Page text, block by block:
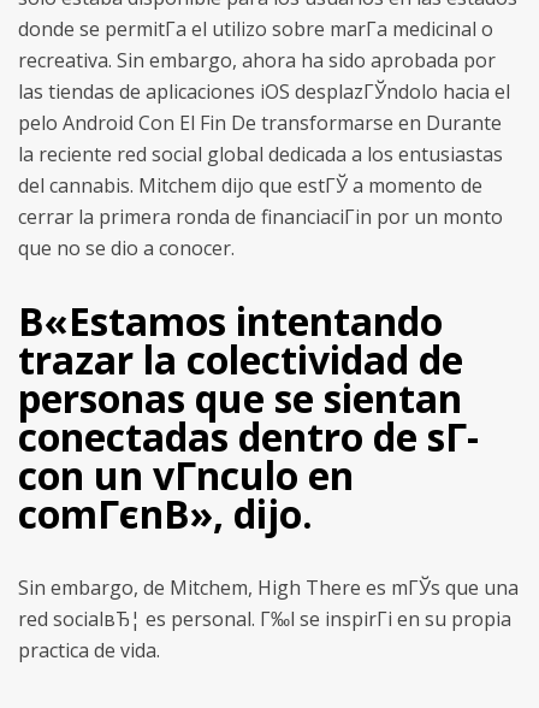
donde se permitГ­a el utilizo sobre marГ­a medicinal o
recreativa. Sin embargo, ahora ha sido aprobada por
las tiendas de aplicaciones iOS desplazГЎndolo hacia el
pelo Android Con El Fin De transformarse en Durante
la reciente red social global dedicada a los entusiastas
del cannabis. Mitchem dijo que estГЎ a momento de
cerrar la primera ronda de financiaciГіn por un monto
que no se dio a conocer.
В«Estamos intentando
trazar la colectividad de
personas que se sientan
conectadas dentro de sГ­
con un vГ­nculo en
comГєnВ», dijo.
Sin embargo, de Mitchem, High There es mГЎs que una
red socialвЂ¦ es personal. Г‰l se inspirГі en su propia
practica de vida.